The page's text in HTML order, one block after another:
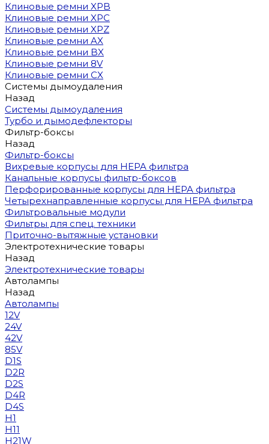
Клиновые ремни XPB
Клиновые ремни XPC
Клиновые ремни XPZ
Клиновые ремни AX
Клиновые ремни BX
Клиновые ремни 8V
Клиновые ремни CX
Системы дымоудаления
Назад
Системы дымоудаления
Турбо и дымодефлекторы
Фильтр-боксы
Назад
Фильтр-боксы
Вихревые корпусы для HEPA фильтра
Канальные корпусы фильтр-боксов
Перфорированные корпусы для HEPA фильтра
Четырехнаправленные корпусы для HEPA фильтра
Фильтровальные модули
Фильтры для спец. техники
Приточно-вытяжные установки
Электротехнические товары
Назад
Электротехнические товары
Автолампы
Назад
Автолампы
12V
24V
42V
85V
D1S
D2R
D2S
D4R
D4S
H1
H11
H21W